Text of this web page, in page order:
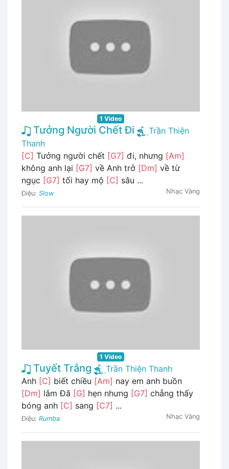
1 Video
Tưởng Người Chết Đi
Trần Thiện
Thanh
[C] Tưởng người chết [G7] đi, nhưng [Am]
không anh lại [G7] về Anh trở [Dm] về từ
ngục [G7] tối hay mộ [C] sâu ...
Điệu: Slow Nhạc Vàng
1 Video
Tuyết Trắng
Trần Thiện Thanh
Anh [C] biết chiều [Am] nay em anh buồn
[Dm] lắm Đã [G] hẹn nhưng [G7] chẳng thấy
bóng anh [C] sang [C7] ...
Điệu: Rumba Nhạc Vàng